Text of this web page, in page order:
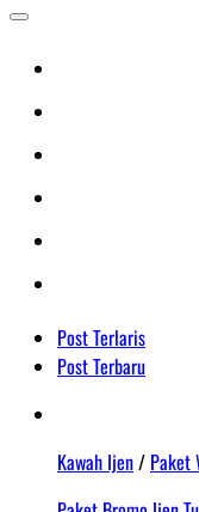
Post Terlaris
Post Terbaru
Kawah Ijen/ Paket